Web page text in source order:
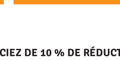
DE 10 % DE